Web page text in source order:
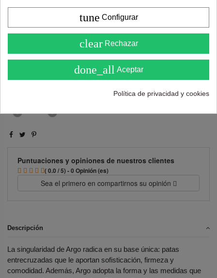
Puntuaciones y opiniones de nuestros clientes
( 0.0 / 5) - 0 Opinión (es)
Sea el primero en compartirnos su opinión
Descripción
La singularidad de Argo radica en su base única: patas
entrecruzadas que le aportan sofisticación, firmeza y
comodidad. Además, Argo adopta la forma y las medidas que
tune Configurar
clear Rechazar
done_all Aceptar
Política de privacidad y cookies